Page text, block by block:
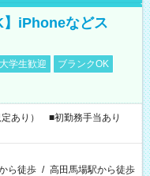
】iPhoneなどス
大学生歓迎
ブランクOK
あり） ■初勤務手当あり
ら徒歩 / 高田馬場駅から徒歩